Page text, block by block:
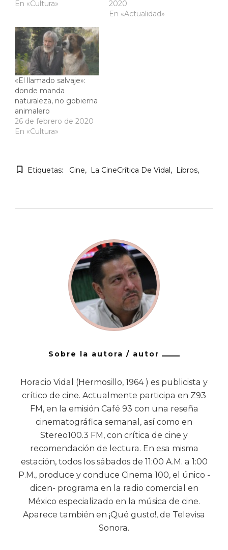
En «Cultura»
2020
En «Actualidad»
«El llamado salvaje»:
donde manda
naturaleza, no gobierna
animalero
26 de febrero de 2020
En «Cultura»
Etiquetas: Cine La CineCrítica De Vidal Libros
Sobre la autora / autor
Horacio Vidal (Hermosillo, 1964 ) es publicista y
crítico de cine. Actualmente participa en Z93
FM, en la emisión Café 93 con una reseña
cinematográfica semanal, así como en
Stereo100.3 FM, con crítica de cine y
recomendación de lectura. En esa misma
estación, todos los sábados de 11:00 A.M. a 1:00
P.M., produce y conduce Cinema 100, el único -
dicen- programa en la radio comercial en
México especializado en la música de cine.
Aparece también en ¡Qué gusto!, de Televisa
Sonora.